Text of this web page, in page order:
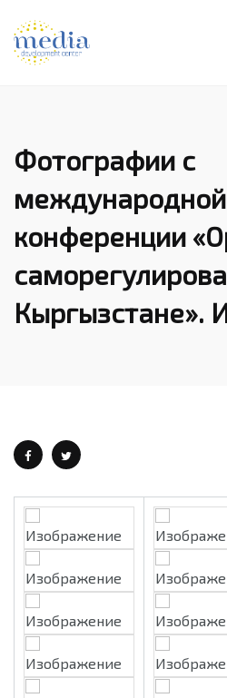
Фотографии с
международной
конференции
Кыргызстане».